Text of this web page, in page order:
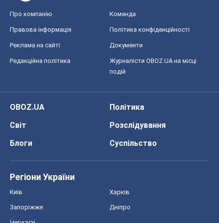
Про компанію Команда
Правова інформація Політика конфіденційності
Реклама на сайті Документи
Редакційна політика
Журналісти OBOZ.UA на місці
подій
OBOZ.UA
Політика
Світ
Розслідування
Блоги
Суспільство
Регіони України
Київ Харків
Запоріжжя Дніпро